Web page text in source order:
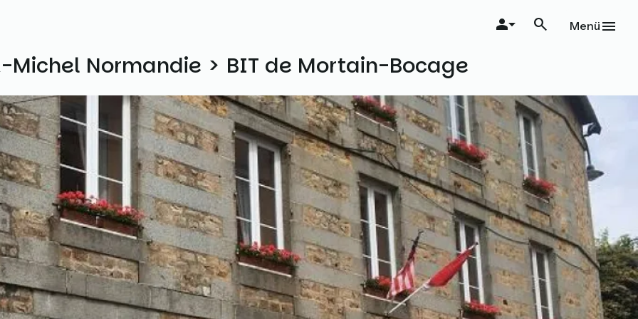
Menü
Michel Normandie > BIT de Mortain-Bocage